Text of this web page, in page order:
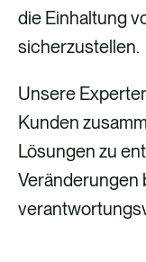
die Einhaltung
sicherzustellen.
Unsere
Kunden
Lösungen zu
Veränderungen